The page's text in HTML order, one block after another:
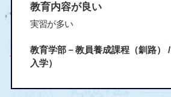
教育内容が良い
実習が多い
教育学部－教員養成課程（釧路） /
入学）